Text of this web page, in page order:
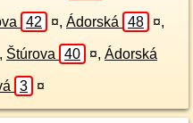
42 ¤, Ádorská 48 ¤,
, Štúrova 40 ¤, Ádorská
3 ¤